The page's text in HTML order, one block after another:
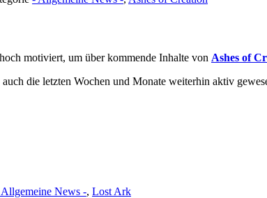
motiviert, um über kommende Inhalte von Ashes of
auch die letzten Wochen und Monate weiterhin aktiv
News -, Lost Ark